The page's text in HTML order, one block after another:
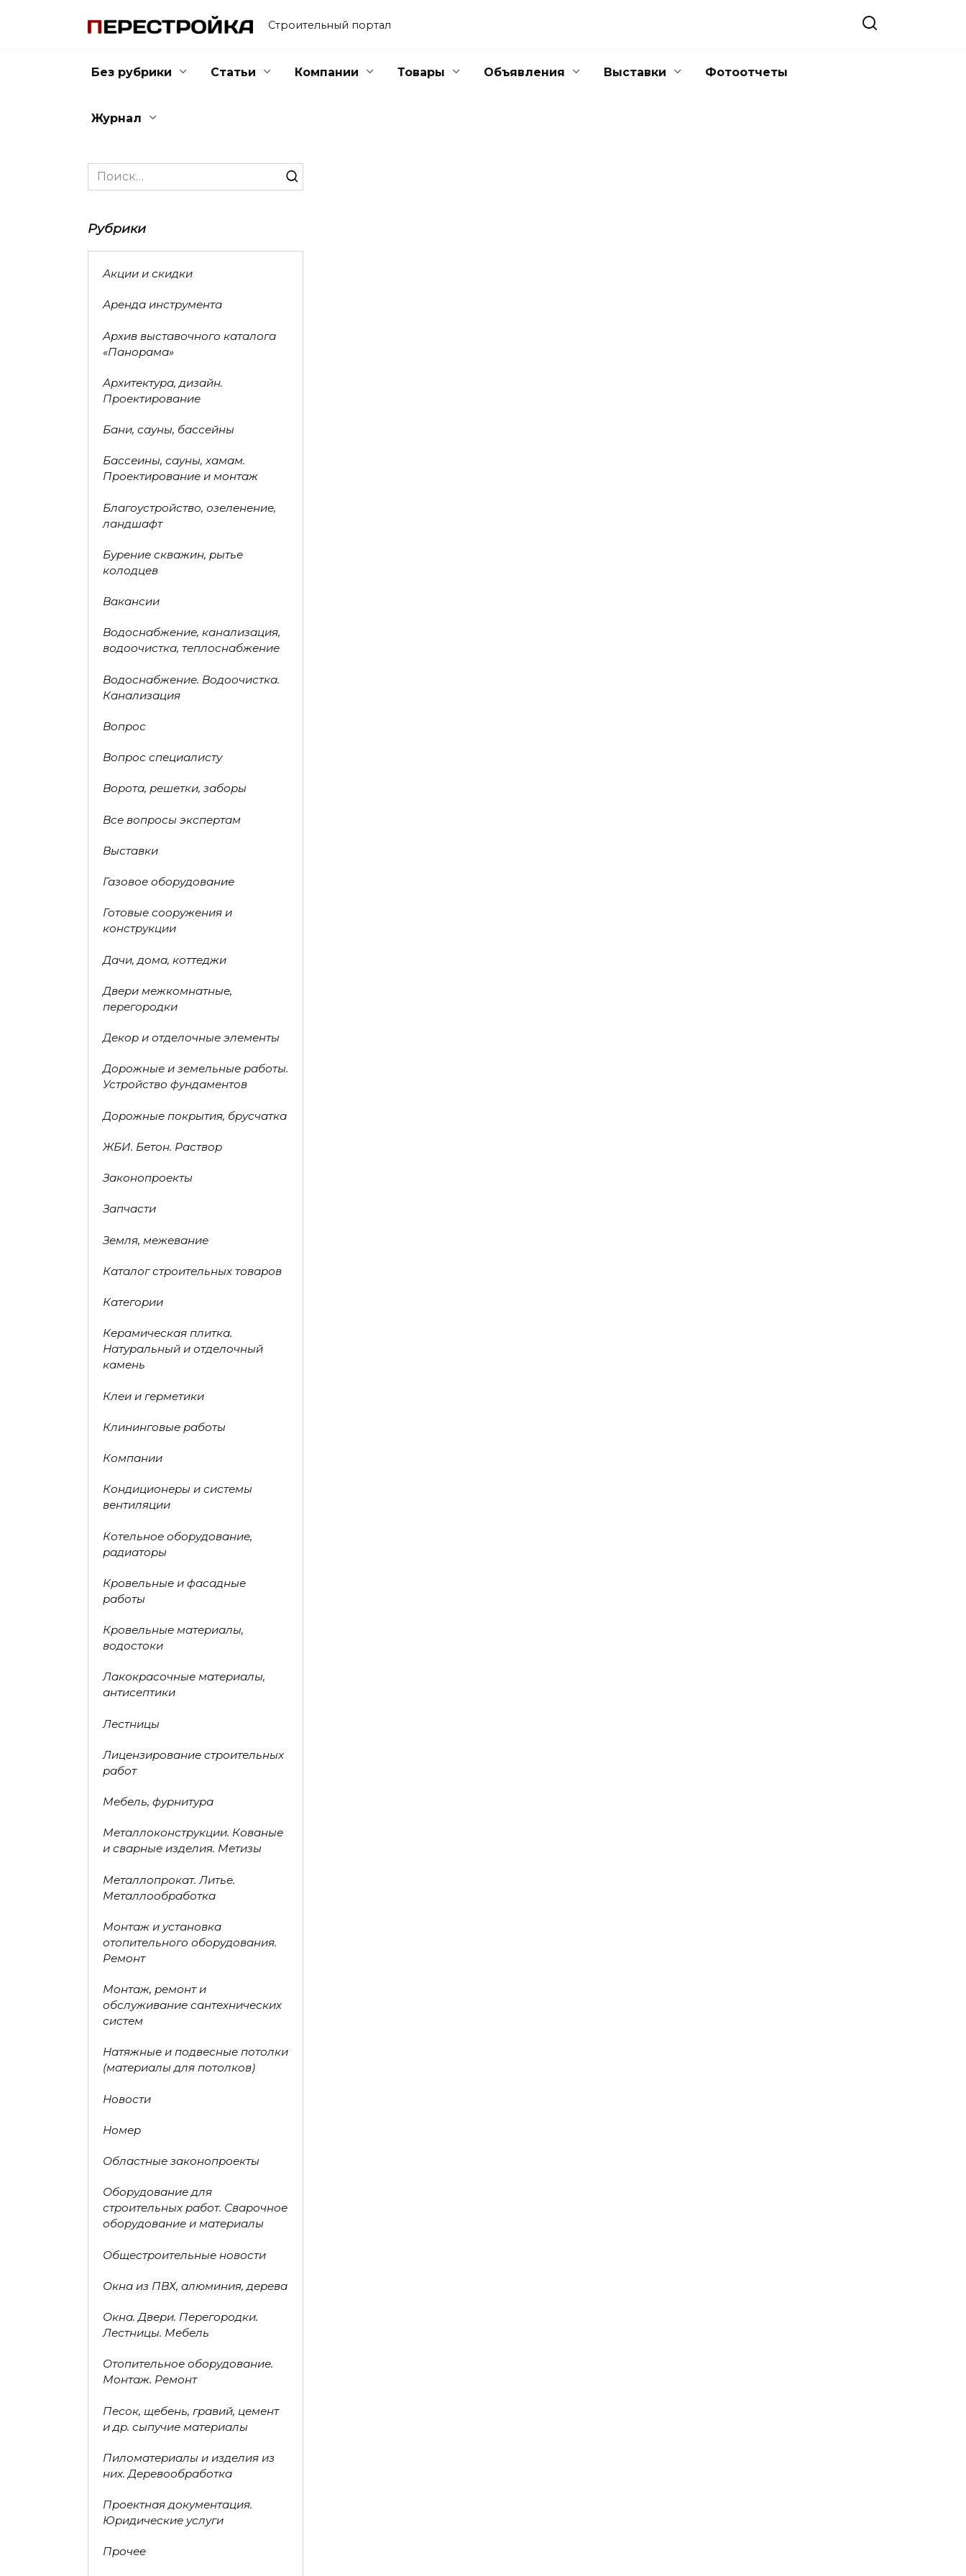
Строительный портал
Без рубрики Статьи Компании Товары Объявления Выставки Фотоотчеты
Журнал
Search
for:
Рубрики
Акции и скидки
Аренда инструмента
Архив выставочного каталога
«Панорама»
Архитектура, дизайн.
Проектирование
Бани, сауны, бассейны
Бассеины, сауны, хамам.
Проектирование и монтаж
Благоустройство, озеленение,
ландшафт
Бурение скважин, рытье
колодцев
Вакансии
Водоснабжение, канализация,
водоочистка, теплоснабжение
Водоснабжение. Водоочистка.
Канализация
Вопрос
Вопрос специалисту
Ворота, решетки, заборы
Все вопросы экспертам
Выставки
Газовое оборудование
Готовые сооружения и
конструкции
Дачи, дома, коттеджи
Двери межкомнатные,
перегородки
Декор и отделочные элементы
Дорожные и земельные работы.
Устройство фундаментов
Дорожные покрытия, брусчатка
ЖБИ. Бетон. Раствор
Законопроекты
Запчасти
Земля, межевание
Каталог строительных товаров
Категории
Керамическая плитка.
Натуральный и отделочный
камень
Клеи и герметики
Клининговые работы
Компании
Кондиционеры и системы
вентиляции
Котельное оборудование,
радиаторы
Кровельные и фасадные
работы
Кровельные материалы,
водостоки
Лакокрасочные материалы,
антисептики
Лестницы
Лицензирование строительных
работ
Мебель, фурнитура
Металлоконструкции. Кованые
и сварные изделия. Метизы
Металлопрокат. Литье.
Металлообработка
Монтаж и установка
отопительного оборудования.
Ремонт
Монтаж, ремонт и
обслуживание сантехнических
систем
Натяжные и подвесные потолки
(материалы для потолков)
Новости
Номер
Областные законопроекты
Оборудование для
строительных работ. Сварочное
оборудование и материалы
Общестроительные новости
Окна из ПВХ, алюминия, дерева
Окна. Двери. Перегородки.
Лестницы. Мебель
Отопительное оборудование.
Монтаж. Ремонт
Песок, щебень, гравий, цемент
и др. сыпучие материалы
Пиломатериалы и изделия из
них. Деревообработка
Проектная документация.
Юридические услуги
Прочее